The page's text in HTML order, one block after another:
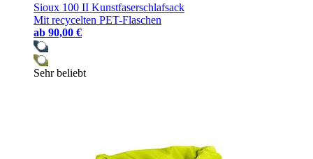
Sioux 100 II Kunstfaserschlafsack
Mit recycelten PET-Flaschen
ab 90,00 €
Sehr beliebt